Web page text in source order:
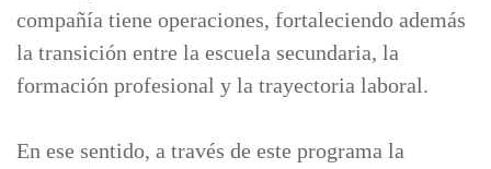
compañía tiene operaciones, fortaleciendo además
la transición entre la escuela secundaria, la
formación profesional y la trayectoria laboral.
En ese sentido, a través de este programa la